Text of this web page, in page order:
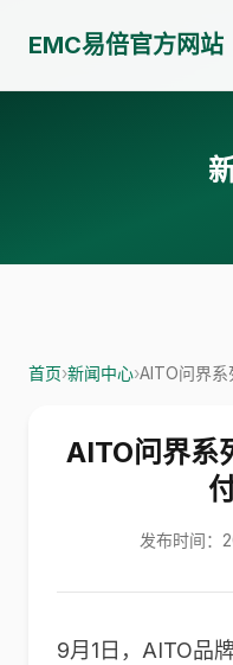
EMC易倍官方网站
首页›新闻中心›AITO问界
AITO问界系
发布时间
9月1日，AITO品